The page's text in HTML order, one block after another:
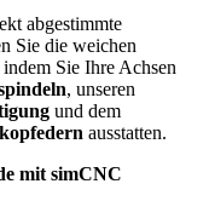
abgestimmte
Sie die weichen
Sie Ihre Achsen
, unseren
und dem
ausstatten.
mit simCNC